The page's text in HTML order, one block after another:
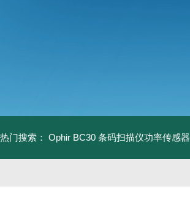
热门搜索： Ophir BC30 条码扫描仪功率传感器